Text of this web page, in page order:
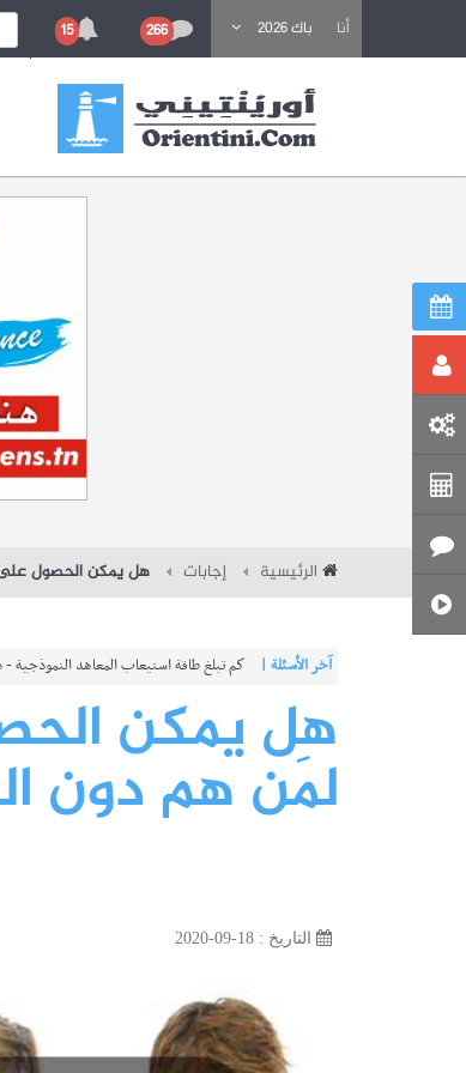
أنا باك 2026
باحث عن تكوين
266
15
الرئيسية إجابات هل يمكن الحصول
آخر الأسئلة | كم تبلغ طاقة استيعاب المعاهد النموذجية -
هل يمكن
لمَن هم دون
التاريخ : 18-09-2020